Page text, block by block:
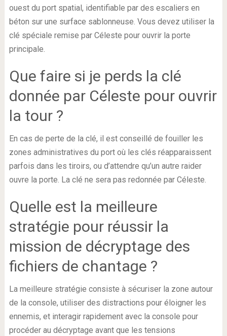
ouest du port spatial, identifiable par des escaliers en
béton sur une surface sablonneuse. Vous devez utiliser la
clé spéciale remise par Céleste pour ouvrir la porte
principale.
Que faire si je perds la clé
donnée par Céleste pour ouvrir
la tour ?
En cas de perte de la clé, il est conseillé de fouiller les
zones administratives du port où les clés réapparaissent
parfois dans les tiroirs, ou d’attendre qu’un autre raider
ouvre la porte. La clé ne sera pas redonnée par Céleste.
Quelle est la meilleure
stratégie pour réussir la
mission de décryptage des
fichiers de chantage ?
La meilleure stratégie consiste à sécuriser la zone autour
de la console, utiliser des distractions pour éloigner les
ennemis, et interagir rapidement avec la console pour
procéder au décryptage avant que les tensions